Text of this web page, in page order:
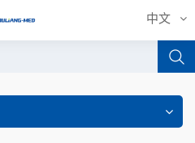
中文
中文
English